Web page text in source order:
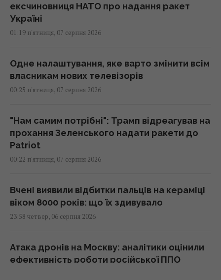
ексчиновниця НАТО про надання ракет
Україні
01:19 п'ятниця, 07 серпня 2026
Одне налаштування, яке варто змінити всім
власникам нових телевізорів
00:25 п'ятниця, 07 серпня 2026
"Нам самим потрібні": Трамп відреагував на
прохання Зеленського надати ракети до
Patriot
00:22 п'ятниця, 07 серпня 2026
Вчені виявили відбитки пальців на кераміці
віком 8000 років: що їх здивувало
23:58 четвер, 06 серпня 2026
Атака дронів на Москву: аналітики оцінили
ефективність роботи російської ППО